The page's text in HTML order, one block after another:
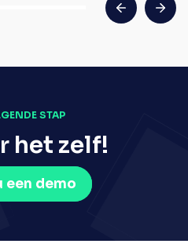
STAP
het zelf!
een demo